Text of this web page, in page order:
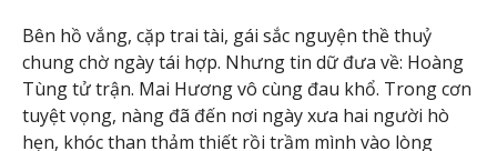
Bên hồ vắng, cặp trai tài, gái sắc nguyện thề thuỷ
chung chờ ngày tái hợp. Nhưng tin dữ đưa về: Hoàng
Tùng tử trận. Mai Hương vô cùng đau khổ. Trong cơn
tuyệt vọng, nàng đã đến nơi ngày xưa hai người hò
hẹn, khóc than thảm thiết rồi trầm mình vào lòng